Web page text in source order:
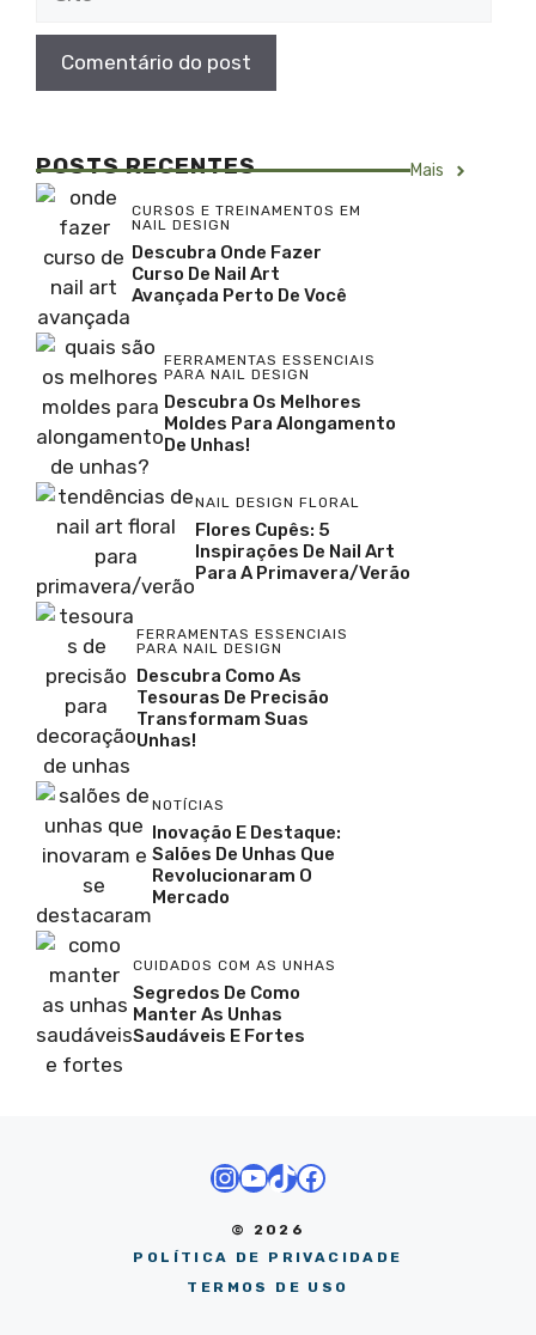
POSTS RECENTES Mais
CURSOS E TREINAMENTOS EM
NAIL DESIGN
Descubra Onde Fazer
Curso De Nail Art
Avançada Perto De Você
FERRAMENTAS ESSENCIAIS
PARA NAIL DESIGN
Descubra Os Melhores
Moldes Para Alongamento
De Unhas!
NAIL DESIGN FLORAL
Flores Cupês: 5
Inspirações De Nail Art
Para A Primavera/Verão
FERRAMENTAS ESSENCIAIS
PARA NAIL DESIGN
Descubra Como As
Tesouras De Precisão
Transformam Suas
Unhas!
NOTÍCIAS
Inovação E Destaque:
Salões De Unhas Que
Revolucionaram O
Mercado
CUIDADOS COM AS UNHAS
Segredos De Como
Manter As Unhas
Saudáveis E Fortes
Instagram
Youtube
TikTok
Facebook
© 2026
POLÍTICA DE PRIVACIDADE
TERMOS DE USO